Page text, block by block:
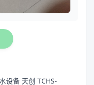
设备 天创 TCHS-